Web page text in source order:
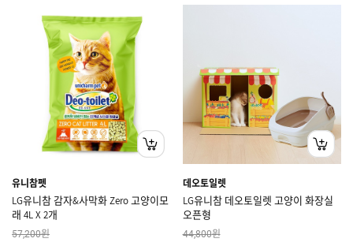
유니참펫
LG유니참 감자&사막화 Zero 고양이모
래 4L X 2개
57,200원
데오토일렛
LG유니참 데오토일렛 고양이 화장실
오픈형
44,800원